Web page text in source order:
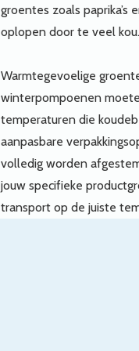
groentes zoals paprika’s
oplopen door te veel kou.
Warmtegevoelige
winterpompoenen
temperaturen die
aanpasbare
volledig worden
jouw specifieke
transport op de juiste